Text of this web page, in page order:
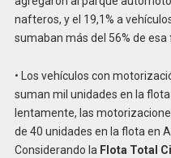
nafteros, y el 19,1% a
sumaban más del 56% de esa
• Los vehículos con
suman mil unidades en la
lentamente, las
de 40 unidades en la flota en
Considerando la Flota Total